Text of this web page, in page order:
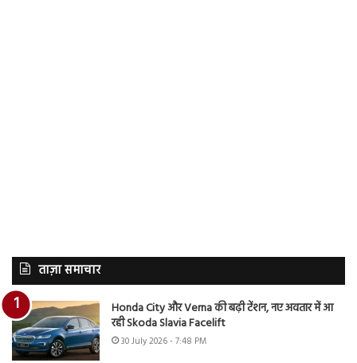
ताज़ा समाचार
Honda City और Verna की बढ़ी टेंशन, नए अवतार में आ
रही Skoda Slavia Facelift
30 July 2026 - 7:48 PM